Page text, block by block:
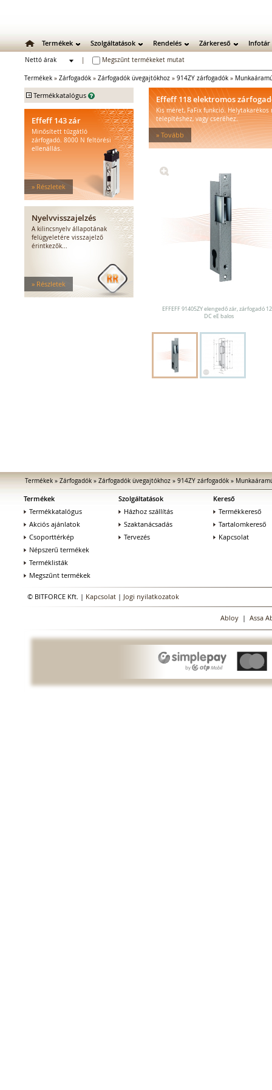
Termékek Szolgáltatások Rendelés Zárkereső Infotár
Nettó árak
Megszűnt termékeket mutat
Termékek » Zárfogadók » Zárfogadók üvegajtókhoz » 914ZY zárfogadók »
+ Termékkatalógus
Mechanikus bevéső zárak
Zárbetétek
Lakatok
Zárpajzsok
Mechanikus kiegészítők
Elektromos zárak
Elektromos bevéső zárak
Zárfogadók
Standard zárfogadók
Vízálló zárfogadók
Tűzgátló zárfogadók
Nagy biztonságú zárfogadók
Zárfogadók üvegajtókhoz
Effeff 143 zár
Minősített tűzgátló
zárfogadó. 8000 N feltörési
ellenállás.
» Részletek
Nyelvvisszajelzés
A kilincsnyelv állapotának
felügyeletére visszajelző
érintkezők...
» Részletek
Effeff 118 elektromos
Kis méret, FaFix funkció. Helytakarékos
telepítéshez, vagy cseréhez.
» Tovább
EFFEFF 91405ZY elengedő zár, zárfogadó
DC eE balos
Termékek» Zárfogadók» Zárfogadók üvegajtókhoz» 914ZY zárfogadók»
Termékek
Termékkatalógus
Akciós ajánlatok
Csoporttérkép
Népszerű termékek
Terméklisták
Megszűnt termékek
Szolgáltatások
Házhoz szállítás
Szaktanácsadás
Tervezés
Kereső
Termékkereső
Tartalomkereső
Kapcsolat
© BITFORCE Kft. | Kapcsolat | Jogi nyilatkozatok
Abloy| Assa